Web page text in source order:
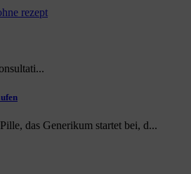
rezept
das Generikum startet bei, d...